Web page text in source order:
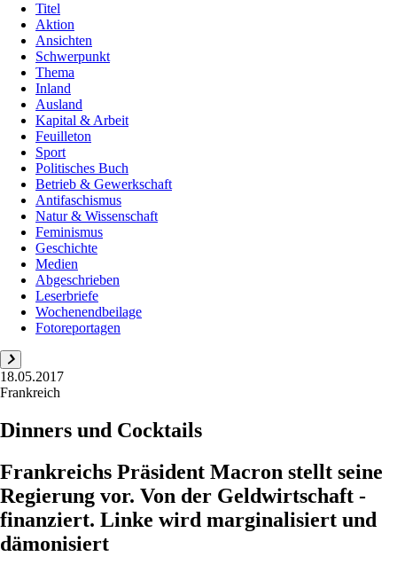
Titel
Aktion
Ansichten
Schwerpunkt
Thema
Inland
Ausland
Kapital & Arbeit
Feuilleton
Sport
Politisches Buch
Betrieb & Gewerkschaft
Antifaschismus
Natur & Wissenschaft
Feminismus
Geschichte
Medien
Abgeschrieben
Leserbriefe
Wochenendbeilage
Fotoreportagen
18.05.2017
Frankreich
Dinners und Cocktails
Frankreichs Präsident Macron stellt seine
Regierung vor. Von der Geldwirtschaft ­
finanziert. Linke wird ­marginalisiert und
dämonisiert